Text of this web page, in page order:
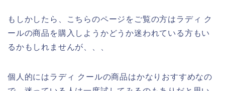
もしかしたら、こちらのページをご覧の方はラディ ク
ールの商品を購入しようかどうか迷われている方もい
るかもしれませんが、、、
個人的にはラディ クールの商品はかなりおすすめなの